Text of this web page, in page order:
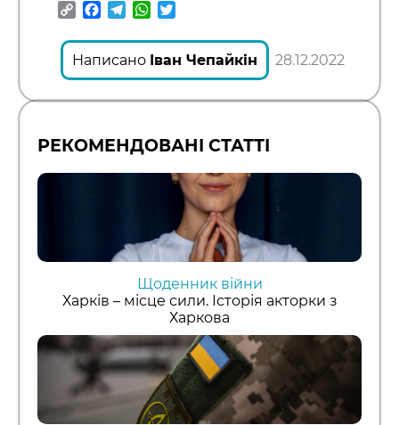
CopyFacebook
TelegramWhatsApp
Написано Іван Чепайкін 28.12.2022
РЕКОМЕНДОВАНІ СТАТТІ
Щоденник війни
Харків – місце сили. Історія акторки з
Харкова